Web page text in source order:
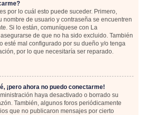
por lo cuál esto puede suceder. Primero,
nombre de usuario y contraseña se encuentren
Si lo están, comuníquese con La
de que no ha sido excluido. También
esté mal configurado por su dueño y/o tenga
por lo que necesitaría ser reparado.
¡pero ahora no puedo conectarme!
haya desactivado o borrado su
También, algunos foros periódicamente
que no publicaron mensajes por cierto